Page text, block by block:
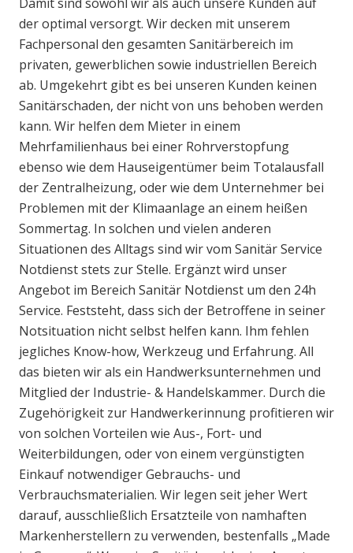
der optimal versorgt. Wir decken mit unserem
Fachpersonal den gesamten Sanitärbereich im
privaten, gewerblichen sowie industriellen Bereich
ab. Umgekehrt gibt es bei unseren Kunden keinen
Sanitärschaden, der nicht von uns behoben werden
kann. Wir helfen dem Mieter in einem
Mehrfamilienhaus bei einer Rohrverstopfung
ebenso wie dem Hauseigentümer beim Totalausfall
der Zentralheizung, oder wie dem Unternehmer bei
Problemen mit der Klimaanlage an einem heißen
Sommertag. In solchen und vielen anderen
Situationen des Alltags sind wir vom Sanitär Service
Notdienst stets zur Stelle. Ergänzt wird unser
Angebot im Bereich Sanitär Notdienst um den 24h
Service. Feststeht, dass sich der Betroffene in seiner
Notsituation nicht selbst helfen kann. Ihm fehlen
jegliches Know-how, Werkzeug und Erfahrung. All
das bieten wir als ein Handwerksunternehmen und
Mitglied der Industrie- & Handelskammer. Durch die
Zugehörigkeit zur Handwerkerinnung profitieren wir
von solchen Vorteilen wie Aus-, Fort- und
Weiterbildungen, oder von einem vergünstigten
Einkauf notwendiger Gebrauchs- und
Verbrauchsmaterialien. Wir legen seit jeher Wert
darauf, ausschließlich Ersatzteile von namhaften
Markenherstellern zu verwenden, bestenfalls „Made